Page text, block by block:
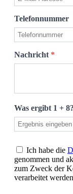
Telefonnummer
Nachricht *
Was ergibt 1 + 8?
Ich habe die
genommen und
zum Zweck der
verarbeitet